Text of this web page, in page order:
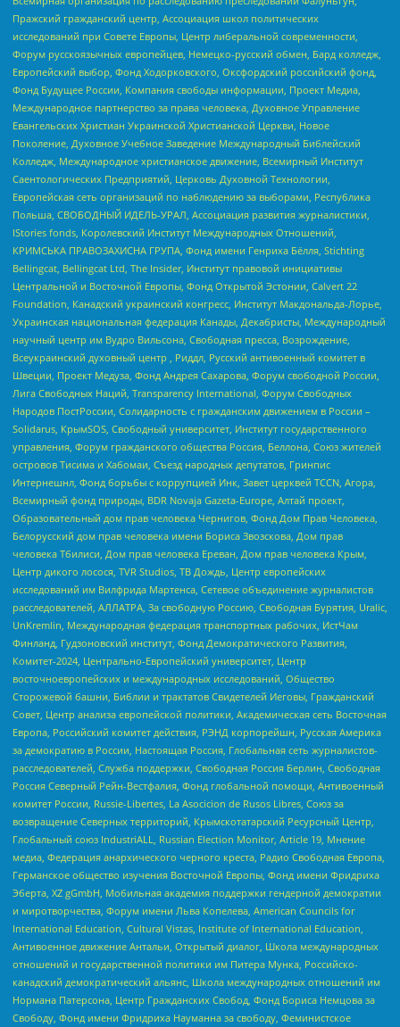
Пражский гражданский центр, Ассоциация школ политических
исследований при Совете Европы, Центр либеральной современности,
Форум русскоязычных европейцев, Немецко-русский обмен, Бард колледж,
Европейский выбор, Фонд Ходорковского, Оксфордский российский фонд,
Фонд Будущее России, Компания свободы информации, Проект Медиа,
Международное партнерство за права человека, Духовное Управление
Евангельских Христиан Украинской Христианской Церкви, Новое
Поколение, Духовное Учебное Заведение Международный Библейский
Колледж, Международное христианское движение, Всемирный Институт
Саентологических Предприятий, Церковь Духовной Технологии,
Европейская сеть организаций по наблюдению за выборами, Республика
Польша, СВОБОДНЫЙ ИДЕЛЬ-УРАЛ, Ассоциация развития журналистики,
IStories fonds, Королевский Институт Международных Отношений,
КРИМСЬКА ПРАВОЗАХИСНА ГРУПА, Фонд имени Генриха Бёлля, Stichting
Bellingcat, Bellingcat Ltd, The Insider, Институт правовой инициативы
Центральной и Восточной Европы, Фонд Открытой Эстонии, Calvert 22
Foundation, Канадский украинский конгресс, Институт Макдональда-Лорье,
Украинская национальная федерация Канады, Декабристы, Международный
научный центр им Вудро Вильсона, Свободная пресса, Возрождение,
Всеукраинский духовный центр , Риддл, Русский антивоенный комитет в
Швеции, Проект Медуза, Фонд Андрея Сахарова, Форум свободной России,
Лига Свободных Наций, Transparеncy International, Форум Свободных
Народов ПостРоссии, Солидарность с гражданским движением в России –
Solidarus, КрымSOS, Свободный университет, Институт государственного
управления, Форум гражданского общества Россия, Беллона, Союз жителей
островов Тисима и Хабомаи, Съезд народных депутатов, Гринпис
Интернешнл, Фонд борьбы с коррупцией Инк, Завет церквей TCCN, Агора,
Всемирный фонд природы, BDR Novaja Gazeta-Europe, Алтай проект,
Образовательный дом прав человека Чернигов, Фонд Дом Прав Человека,
Белорусский дом прав человека имени Бориса Звозскова, Дом прав
человека Тбилиси, Дом прав человека Ереван, Дом прав человека Крым,
Центр дикого лосося, TVR Studios, ТВ Дождь, Центр европейских
исследований им Вилфрида Мартенса, Сетевое объединение журналистов
расследователей, АЛЛАТРА, За свободную Россию, Свободная Бурятия, Uralic,
UnKremlin, Международная федерация транспортных рабочих, ИстЧам
Финланд, Гудзоновский институт, Фонд Демократического Развития,
Комитет-2024, Центрально-Европейский университет, Центр
восточноевропейских и международных исследований, Общество
Сторожевой башни, Библии и трактатов Свидетелей Иеговы, Гражданский
Совет, Центр анализа европейской политики, Академическая сеть Восточная
Европа, Российский комитет действия, РЭНД корпорейшн, Русская Америка
за демократию в России, Настоящая Россия, Глобальная сеть журналистов-
расследователей, Служба поддержки, Свободная Россия Берлин, Свободная
Россия Северный Рейн-Вестфалия, Фонд глобальной помощи, Антивоенный
комитет России, Russie-Libertes, La Asocicion de Rusos Libres, Союз за
возвращение Северных территорий, Крымскотатарский Ресурсный Центр,
Глобальный союз IndustriALL, Russian Election Monitor, Article 19, Мнение
медиа, Федерация анархического черного креста, Радио Свободная Европа,
Германское общество изучения Восточной Европы, Фонд имени Фридриха
Эберта, XZ gGmbH, Мобильная академия поддержки гендерной демократии
и миротворчества, Форум имени Льва Копелева, American Councils for
International Education, Cultural Vistas, Institute of International Education,
Антивоенное движение Антальи, Открытый диалог, Школа международных
отношений и государственной политики им Питера Мунка, Российско-
канадский демократический альянс, Школа международных отношений им
Нормана Патерсона, Центр Гражданских Свобод, Фонд Бориса Немцова за
Свободу, Фонд имени Фридриха Науманна за свободу, Феминистское